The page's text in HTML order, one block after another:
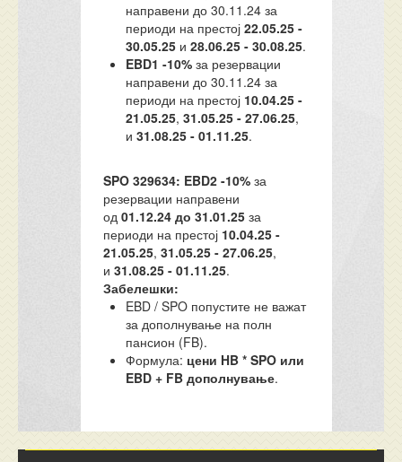
направени до 30.11.24 за
периоди на престој22.05.25 -
30.05.25 и28.06.25 - 30.08.25.
EBD1 -10% за резервации
направени до 30.11.24 за
периоди на престој 10.04.25 -
21.05.25,31.05.25 - 27.06.25,
и31.08.25 - 01.11.25.
SPO 329634: EBD2 -10% за
резервации направени
од01.12.24 до 31.01.25 за
периоди на престој 10.04.25 -
21.05.25,31.05.25 - 27.06.25,
и31.08.25 - 01.11.25.
Забелешки:
EBD / SPO попустите не важат
за дополнување на полн
пансион (FB).
Формула: цени HB * SPO или
EBD + FB дополнување.